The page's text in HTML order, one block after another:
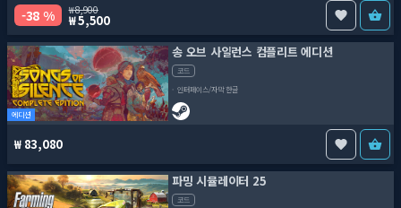
38 % 8,900
5,500
에디션
송 오브 사일런스 컴플리트 에디션
코드
인터페이스/자막 한글
83,080
파밍 시뮬레이터 25
코드